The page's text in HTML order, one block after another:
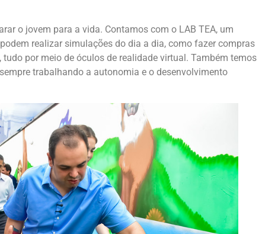
o jovem para a vida. Contamos com o LAB TEA, um
realizar simulações do dia a dia, como fazer compras
por meio de óculos de realidade virtual. Também temos
trabalhando a autonomia e o desenvolvimento